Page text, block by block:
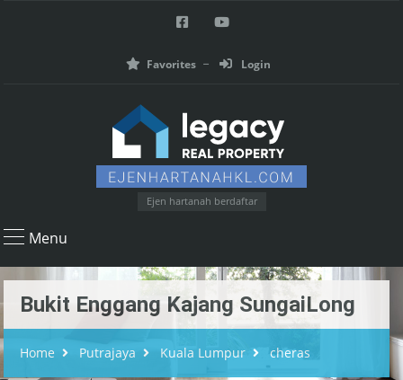
Favorites Login
Ejen hartanah berdaftar
Menu
Bukit Enggang Kajang SungaiLong
Home Putrajaya Kuala Lumpur cheras